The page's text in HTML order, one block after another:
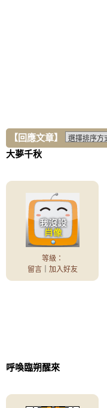
【回應文章】
大夢千秋
等級：
留言｜ 加入好友
呼喚臨朔醒來